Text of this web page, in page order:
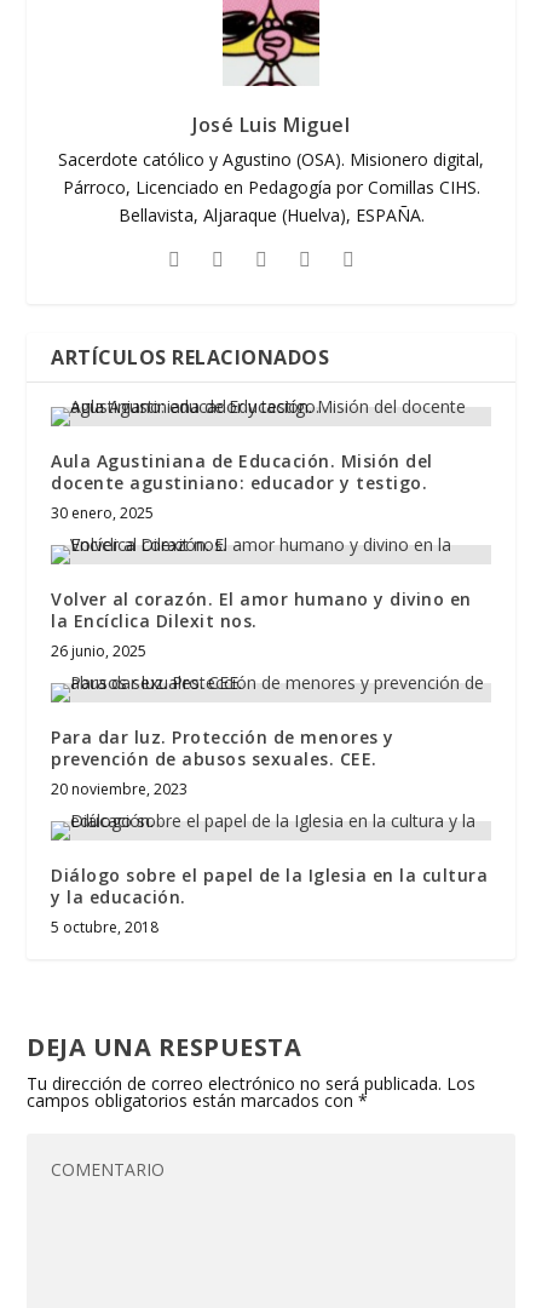
José Luis Miguel
Sacerdote católico y Agustino (OSA). Misionero digital,
Párroco, Licenciado en Pedagogía por Comillas CIHS.
Bellavista, Aljaraque (Huelva), ESPAÑA.
ARTÍCULOS RELACIONADOS
Aula Agustiniana de Educación. Misión del
docente agustiniano: educador y testigo.
30 enero, 2025
Volver al corazón. El amor humano y divino en
la Encíclica Dilexit nos.
26 junio, 2025
Para dar luz. Protección de menores y
prevención de abusos sexuales. CEE.
20 noviembre, 2023
Diálogo sobre el papel de la Iglesia en la cultura
y la educación.
5 octubre, 2018
DEJA UNA RESPUESTA
Tu dirección de correo electrónico no será publicada. Los
campos obligatorios están marcados con*